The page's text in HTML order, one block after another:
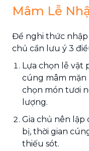
Mâm Lễ
Để nghi thức nhập
chủ cần lưu ý 3
Lựa chọn lễ vật
cúng mâm mặn
chọn món tươi
lượng.
Gia chủ nên lập
bị, thời gian
thiếu sót.